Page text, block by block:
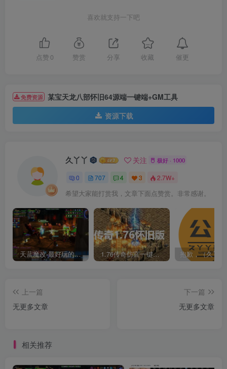
喜欢就支持一下吧
点赞 0 赞赏 分享 收藏 催更
免费资源 某宝天龙八部怀旧64源端一键端+GM工具
资源下载
久丫丫 关注 极好 · 1000
0 707 4 3 2.7W+
希望大家能打赏我，文章下面点赞赏。非常感谢。
天蓝魔改-最好玩的魔兽世界巫妖王V335精品单机端【最智能的机器人】 1.76传奇仿官一键启动无后台和辅助究极肝传奇
上一篇
无更多文章
下一篇
无更多文章
相关推荐